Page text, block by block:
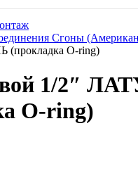
Сгоны
(прокладка O-ring)
1/2″
O-ring)